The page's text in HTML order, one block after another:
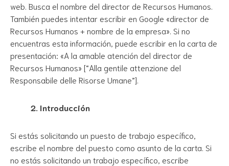
web. Busca el nombre del director de Recursos Humanos.
También puedes intentar escribir en Google «director de
Recursos Humanos + nombre de la empresa». Si no
encuentras esta información, puede escribir en la carta de
presentación: «A la amable atención del director de
Recursos Humanos» [“Alla gentile attenzione del
Responsabile delle Risorse Umane”].
2. Introducción
Si estás solicitando un puesto de trabajo específico,
escribe el nombre del puesto como asunto de la carta. Si
no estás solicitando un trabajo específico, escribe